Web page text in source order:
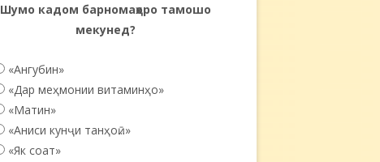
Шумо кадом барномаҳоро тамошо
мекунед?
«Ангубин»
«Дар меҳмонии витаминҳо»
«Матин»
«Аниси кунҷи танҳоӣ...»
«Як соат»